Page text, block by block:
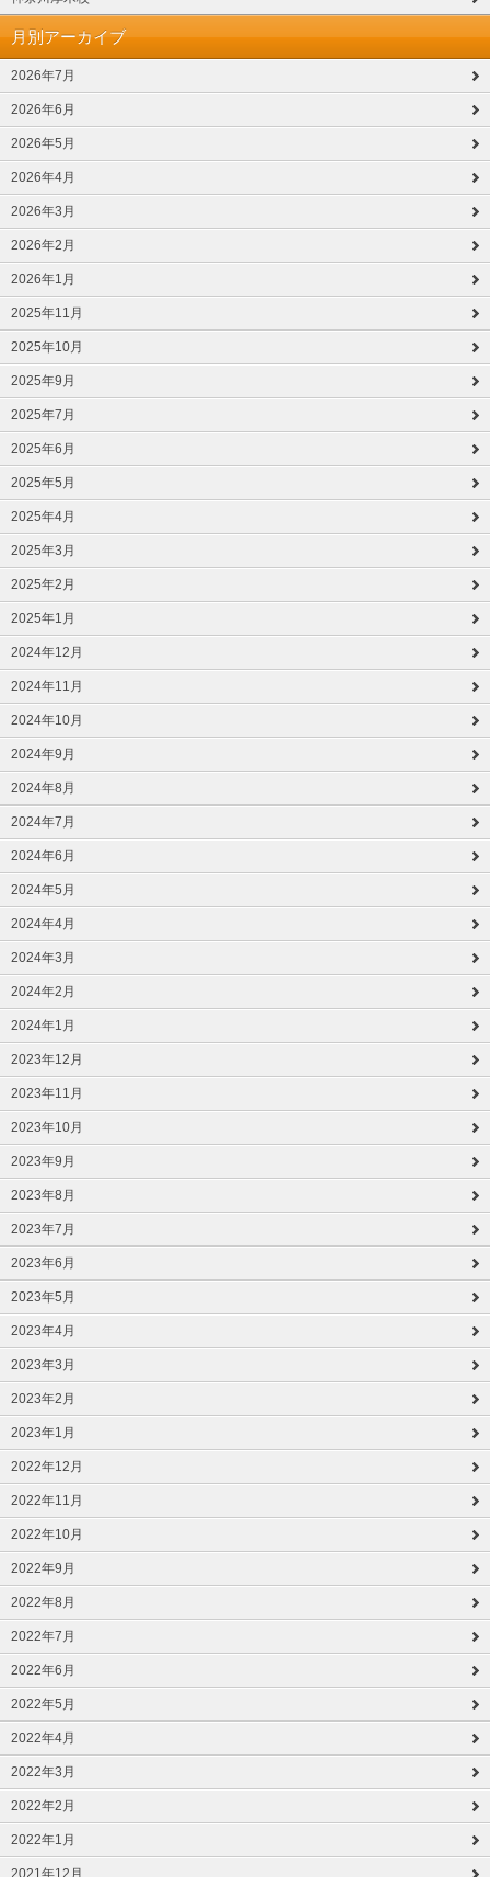
月別アーカイブ
2026年7月
2026年6月
2026年5月
2026年4月
2026年3月
2026年2月
2026年1月
2025年11月
2025年10月
2025年9月
2025年7月
2025年6月
2025年5月
2025年4月
2025年3月
2025年2月
2025年1月
2024年12月
2024年11月
2024年10月
2024年9月
2024年8月
2024年7月
2024年6月
2024年5月
2024年4月
2024年3月
2024年2月
2024年1月
2023年12月
2023年11月
2023年10月
2023年9月
2023年8月
2023年7月
2023年6月
2023年5月
2023年4月
2023年3月
2023年2月
2023年1月
2022年12月
2022年11月
2022年10月
2022年9月
2022年8月
2022年7月
2022年6月
2022年5月
2022年4月
2022年3月
2022年2月
2022年1月
2021年12月